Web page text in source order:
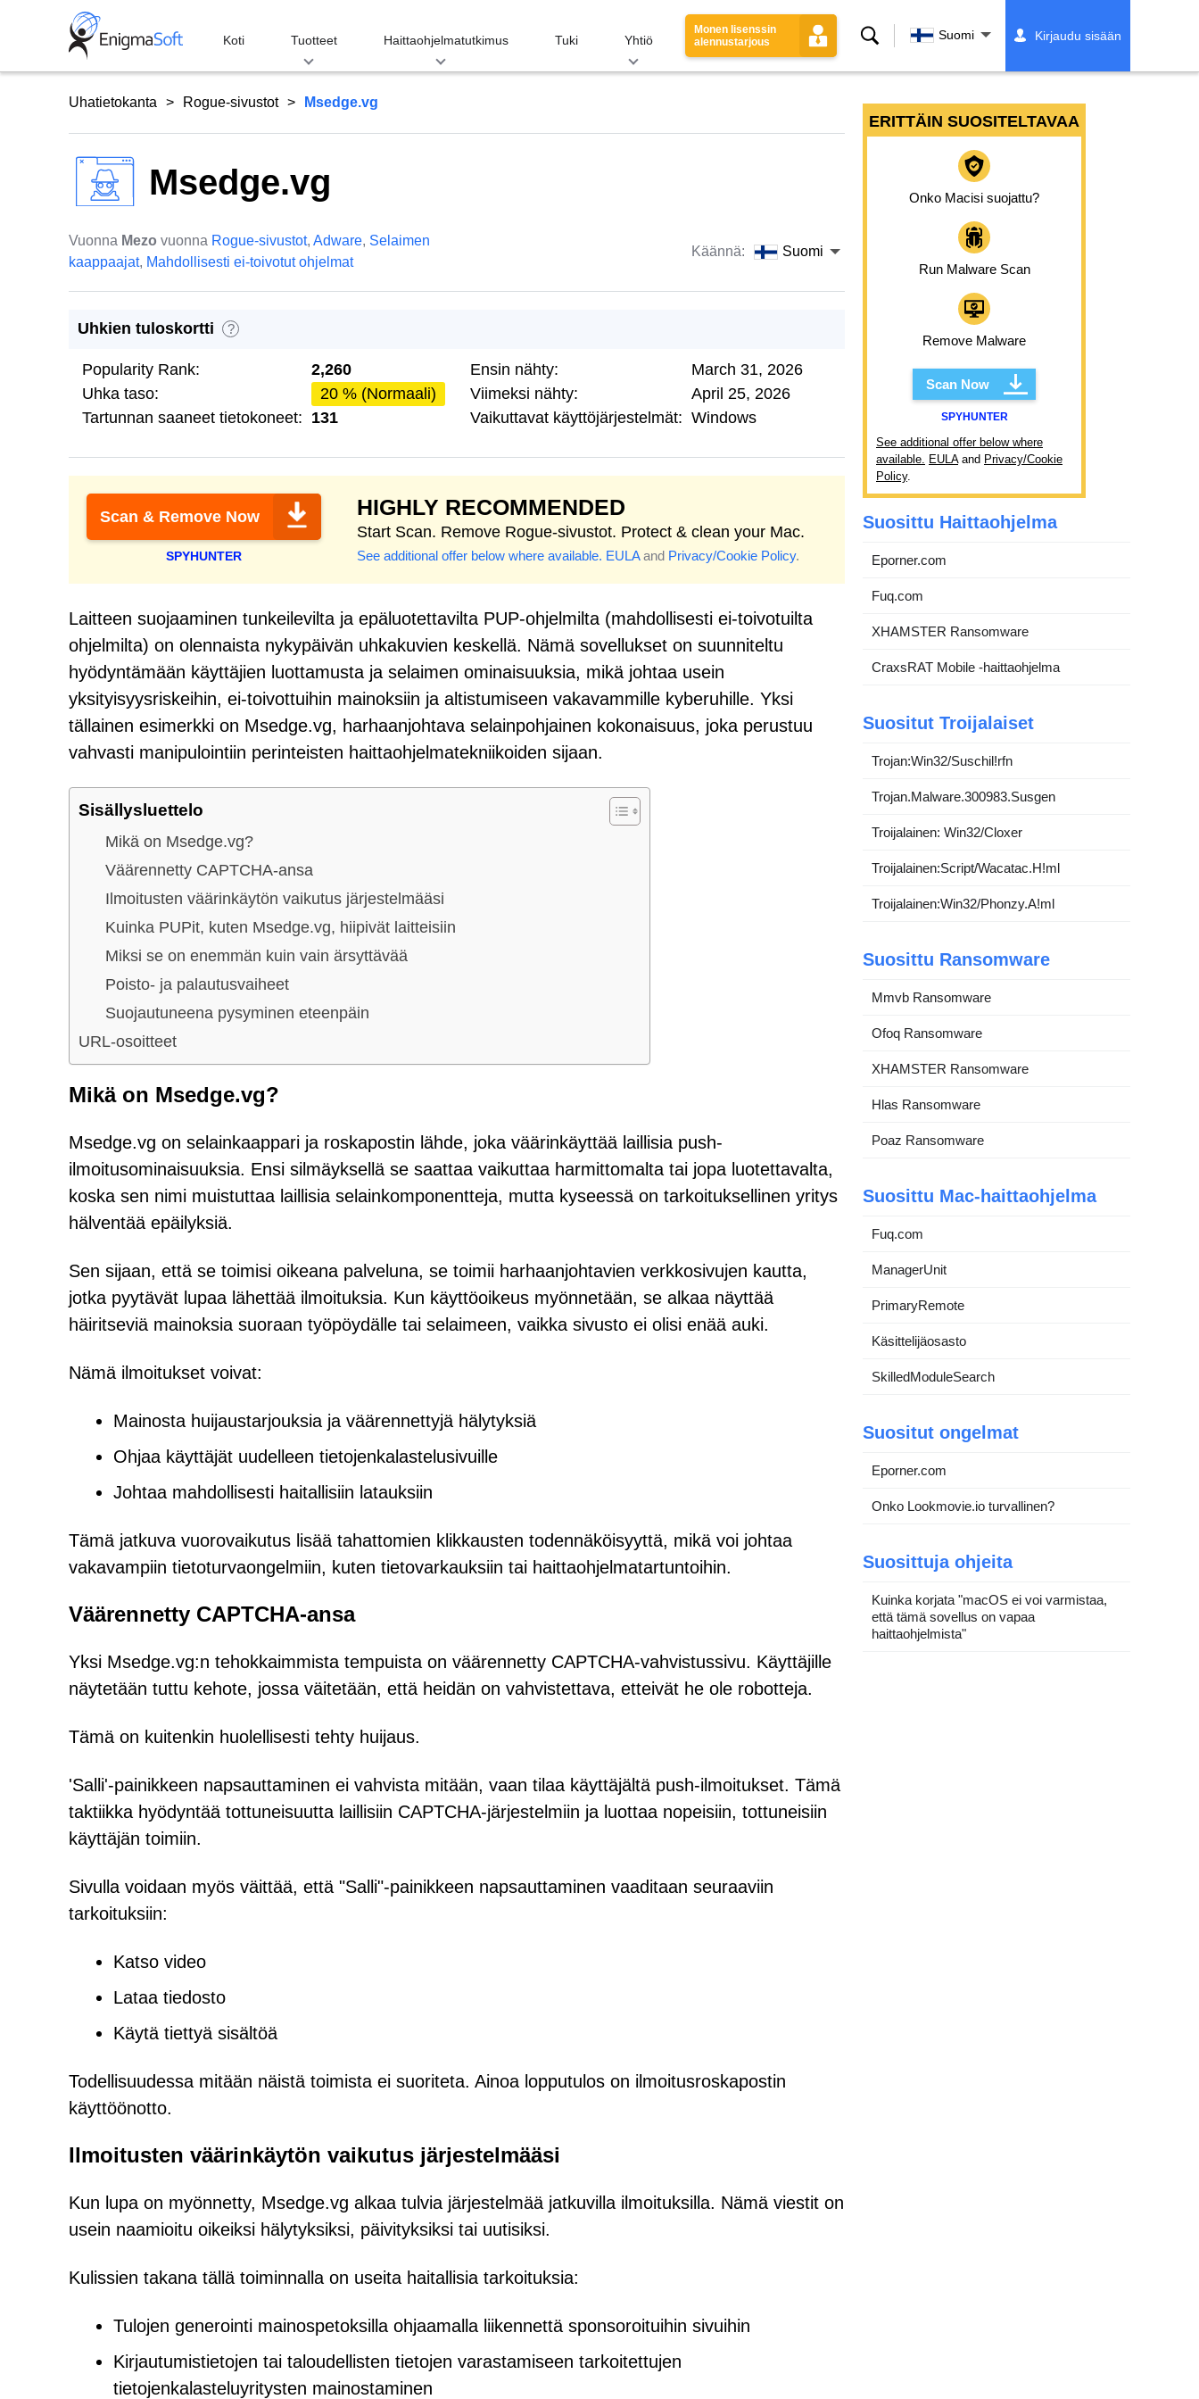
Koti Tuotteet Haittaohjelmatutkimus Tuki Yhtiö
Monen lisenssin
alennustarjous
Hae Suomi Kirjaudu sisään
Uhatietokanta Rogue-sivustot Msedge.vg
Msedge.vg
Vuonna Mezo vuonna Rogue-sivustot, Adware, Selaimen
kaappaajat, Mahdollisesti ei-toivotut ohjelmat
Käännä: Suomi
Uhkien tuloskortti ?
Popularity Rank:
2,260
Uhka taso:
20 % (Normaali)
Tartunnan saaneet tietokoneet: 131
Ensin nähty:
March 31, 2026
Viimeksi nähty:
April 25, 2026
Vaikuttavat käyttöjärjestelmät: Windows
Scan & Remove Now
SPYHUNTER
HIGHLY RECOMMENDED
Start Scan. Remove Rogue-sivustot. Protect & clean your Mac.
See additional offer below where available. EULAand Privacy/Cookie Policy.
Laitteen suojaaminen tunkeilevilta ja epäluotettavilta PUP-ohjelmilta (mahdollisesti ei-toivotuilta
ohjelmilta) on olennaista nykypäivän uhkakuvien keskellä. Nämä sovellukset on suunniteltu
hyödyntämään käyttäjien luottamusta ja selaimen ominaisuuksia, mikä johtaa usein
yksityisyysriskeihin, ei-toivottuihin mainoksiin ja altistumiseen vakavammille kyberuhille. Yksi
tällainen esimerkki on Msedge.vg, harhaanjohtava selainpohjainen kokonaisuus, joka perustuu
vahvasti manipulointiin perinteisten haittaohjelmatekniikoiden sijaan.
Sisällysluettelo
Mikä on Msedge.vg?
Väärennetty CAPTCHA-ansa
Ilmoitusten väärinkäytön vaikutus järjestelmääsi
Kuinka PUPit, kuten Msedge.vg, hiipivät laitteisiin
Miksi se on enemmän kuin vain ärsyttävää
Poisto- ja palautusvaiheet
Suojautuneena pysyminen eteenpäin
URL-osoitteet
Mikä on Msedge.vg?
Msedge.vg on selainkaappari ja roskapostin lähde, joka väärinkäyttää laillisia push-
ilmoitusominaisuuksia. Ensi silmäyksellä se saattaa vaikuttaa harmittomalta tai jopa luotettavalta,
koska sen nimi muistuttaa laillisia selainkomponentteja, mutta kyseessä on tarkoituksellinen yritys
hälventää epäilyksiä.
Sen sijaan, että se toimisi oikeana palveluna, se toimii harhaanjohtavien verkkosivujen kautta,
jotka pyytävät lupaa lähettää ilmoituksia. Kun käyttöoikeus myönnetään, se alkaa näyttää
häiritseviä mainoksia suoraan työpöydälle tai selaimeen, vaikka sivusto ei olisi enää auki.
Nämä ilmoitukset voivat:
Mainosta huijaustarjouksia ja väärennettyjä hälytyksiä
Ohjaa käyttäjät uudelleen tietojenkalastelusivuille
Johtaa mahdollisesti haitallisiin latauksiin
Tämä jatkuva vuorovaikutus lisää tahattomien klikkausten todennäköisyyttä, mikä voi johtaa
vakavampiin tietoturvaongelmiin, kuten tietovarkauksiin tai haittaohjelmatartuntoihin.
Väärennetty CAPTCHA-ansa
Yksi Msedge.vg:n tehokkaimmista tempuista on väärennetty CAPTCHA-vahvistussivu. Käyttäjille
näytetään tuttu kehote, jossa väitetään, että heidän on vahvistettava, etteivät he ole robotteja.
Tämä on kuitenkin huolellisesti tehty huijaus.
'Salli'-painikkeen napsauttaminen ei vahvista mitään, vaan tilaa käyttäjältä push-ilmoitukset. Tämä
taktiikka hyödyntää tottuneisuutta laillisiin CAPTCHA-järjestelmiin ja luottaa nopeisiin, tottuneisiin
käyttäjän toimiin.
Sivulla voidaan myös väittää, että "Salli"-painikkeen napsauttaminen vaaditaan seuraaviin
tarkoituksiin:
Katso video
Lataa tiedosto
Käytä tiettyä sisältöä
Todellisuudessa mitään näistä toimista ei suoriteta. Ainoa lopputulos on ilmoitusroskapostin
käyttöönotto.
Ilmoitusten väärinkäytön vaikutus järjestelmääsi
Kun lupa on myönnetty, Msedge.vg alkaa tulvia järjestelmää jatkuvilla ilmoituksilla. Nämä viestit on
usein naamioitu oikeiksi hälytyksiksi, päivityksiksi tai uutisiksi.
Kulissien takana tällä toiminnalla on useita haitallisia tarkoituksia:
Tulojen generointi mainospetoksilla ohjaamalla liikennettä sponsoroituihin sivuihin
Kirjautumistietojen tai taloudellisten tietojen varastamiseen tarkoitettujen
tietojenkalasteluyritysten mainostaminen
ERITTÄIN SUOSITELTAVAA
Onko Macisi suojattu?
Run Malware Scan
Remove Malware
Scan Now
SPYHUNTER
See additional offer below where
available. EULAand Privacy/Cookie
Policy.
Suosittu Haittaohjelma
Eporner.com
Fuq.com
XHAMSTER Ransomware
CraxsRAT Mobile -haittaohjelma
Suositut Troijalaiset
Trojan:Win32/Suschil!rfn
Trojan.Malware.300983.Susgen
Troijalainen: Win32/Cloxer
Troijalainen:Script/Wacatac.H!ml
Troijalainen:Win32/Phonzy.A!ml
Suosittu Ransomware
Mmvb Ransomware
Ofoq Ransomware
XHAMSTER Ransomware
Hlas Ransomware
Poaz Ransomware
Suosittu Mac-haittaohjelma
Fuq.com
ManagerUnit
PrimaryRemote
Käsittelijäosasto
SkilledModuleSearch
Suositut ongelmat
Eporner.com
Onko Lookmovie.io turvallinen?
Suosittuja ohjeita
Kuinka korjata "macOS ei voi varmistaa,
että tämä sovellus on vapaa
haittaohjelmista"